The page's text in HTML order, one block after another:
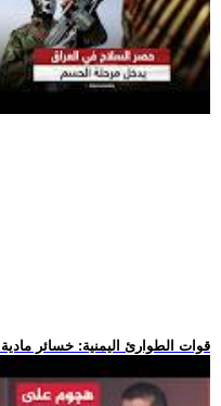
.. قوات الطوارئ اليمنية: خسائر